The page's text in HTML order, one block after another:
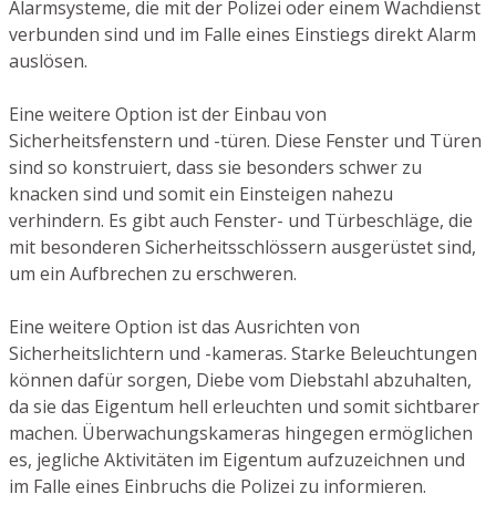
Alarmsysteme, die mit der Polizei oder einem Wachdienst
verbunden sind und im Falle eines Einstiegs direkt Alarm
auslösen.
Eine weitere Option ist der Einbau von
Sicherheitsfenstern und -türen. Diese Fenster und Türen
sind so konstruiert, dass sie besonders schwer zu
knacken sind und somit ein Einsteigen nahezu
verhindern. Es gibt auch Fenster- und Türbeschläge, die
mit besonderen Sicherheitsschlössern ausgerüstet sind,
um ein Aufbrechen zu erschweren.
Eine weitere Option ist das Ausrichten von
Sicherheitslichtern und -kameras. Starke Beleuchtungen
können dafür sorgen, Diebe vom Diebstahl abzuhalten,
da sie das Eigentum hell erleuchten und somit sichtbarer
machen. Überwachungskameras hingegen ermöglichen
es, jegliche Aktivitäten im Eigentum aufzuzeichnen und
im Falle eines Einbruchs die Polizei zu informieren.